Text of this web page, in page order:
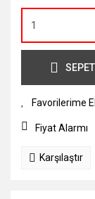
Fiyat Alarmı
Karşılaştır